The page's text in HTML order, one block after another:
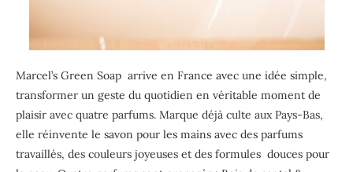
Marcel’s Green Soap arrive en France avec une idée simple,
transformer un geste du quotidien en véritable moment de
plaisir avec quatre parfums. Marque déjà culte aux Pays-Bas,
elle réinvente le savon pour les mains avec des parfums
travaillés, des couleurs joyeuses et des formules douces pour